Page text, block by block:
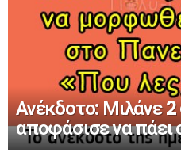
Ανέκδοτο: Μιλάνε 2
αποφάσισε να πάει